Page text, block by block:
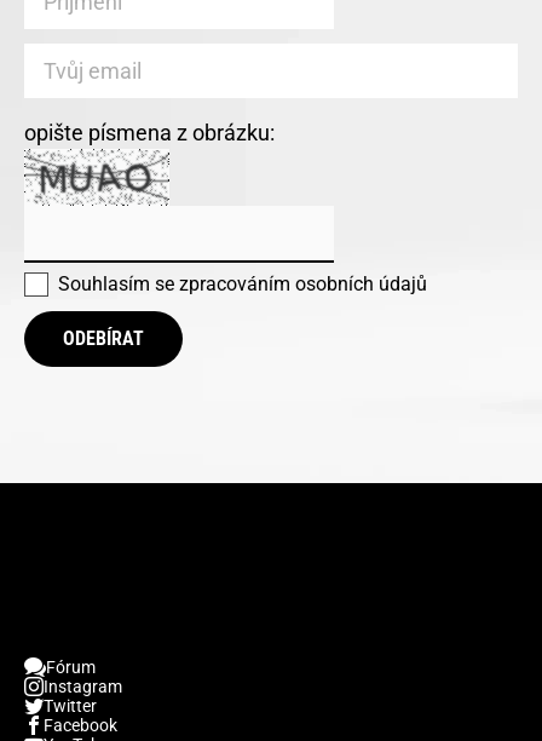
opište písmena z obrázku:
Souhlasím se zpracováním osobních údajů
ODEBÍRAT
Fórum
Instagram
Twitter
Facebook